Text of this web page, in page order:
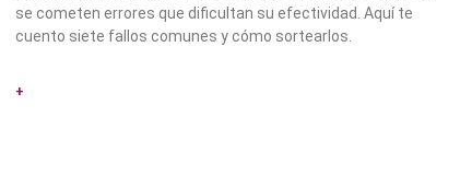
se cometen errores que dificultan su efectividad. Aquí te
cuento siete fallos comunes y cómo sortearlos.
+